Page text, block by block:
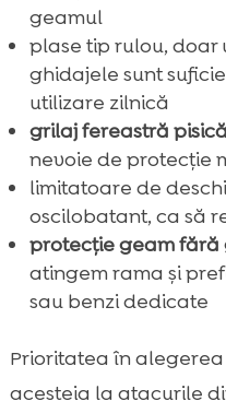
geamul
plase tip rulou, doar
ghidajele sunt
utilizare zilnică
grilaj fereastră pisică
nevoie de protecție
limitatoare de
oscilobatant, ca să
protecție geam fără
atingem rama și
sau benzi dedicate
Prioritatea în
acesteia la atacurile